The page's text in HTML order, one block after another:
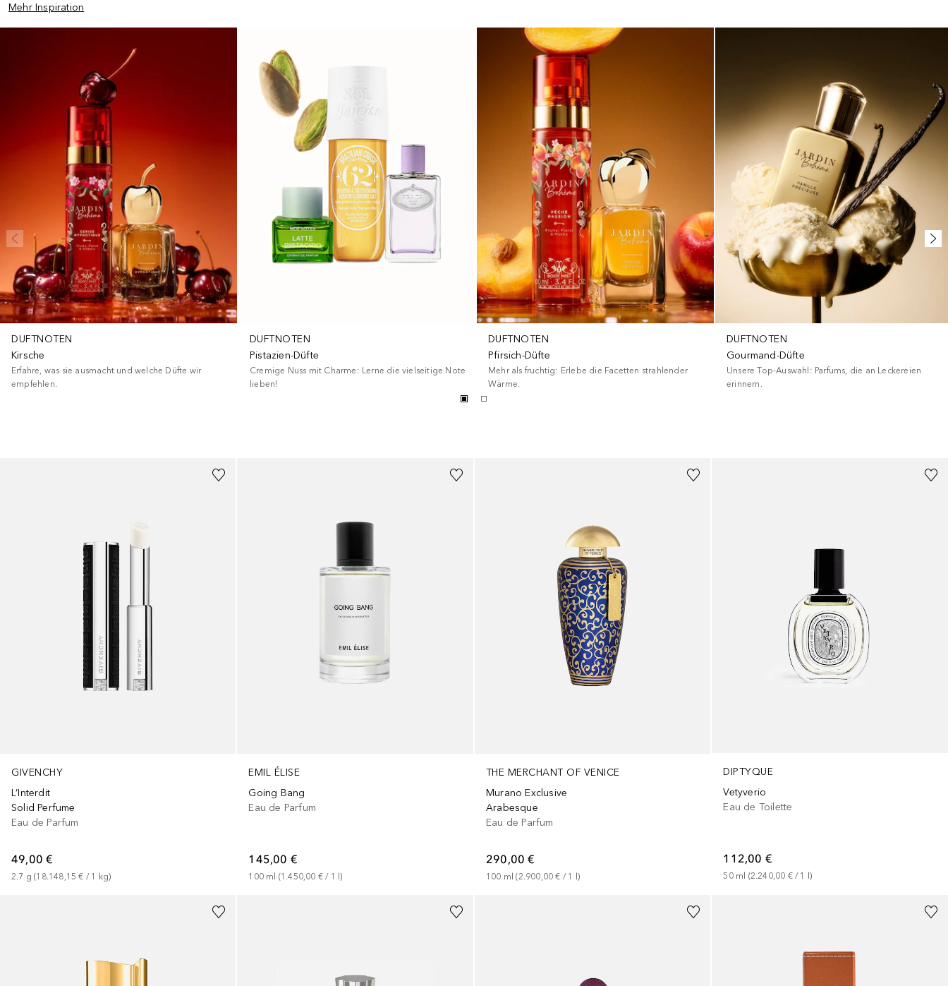
Mehr Inspiration
Überspringen
DUFTNOTEN
Kirsche
Erfahre, was sie ausmacht und welche Düfte wir
empfehlen.
DUFTNOTEN
Pistazien-Düfte
Cremige Nuss mit Charme: Lerne die vielseitige Note
lieben!
DUFTNOTEN
Pfirsich-Düfte
Mehr als fruchtig: Erlebe die Facetten strahlender
Wärme.
DUFTNOTEN
Gourmand-Düfte
Unsere Top-Auswahl: Parfums, die an Leckereien
erinnern.
GIVENCHY
L’Interdit
Solid Perfume
Eau de Parfum
49,00 €
2.7 g (18.148,15 € / 1 kg)
EMIL ÉLISE
Going Bang
Eau de Parfum
145,00 €
100 ml (1.450,00 € / 1 l)
THE MERCHANT OF VENICE
Murano Exclusive
Arabesque
Eau de Parfum
290,00 €
100 ml (2.900,00 € / 1 l)
DIPTYQUE
Vetyverio
Eau de Toilette
112,00 €
50 ml (2.240,00 € / 1 l)
2Größen